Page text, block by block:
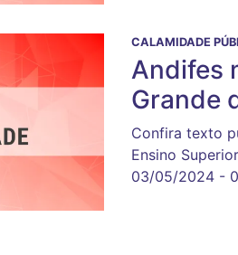
CALAMIDADE
Andifes
Grande
Confira texto
Ensino
03/05/2024 -